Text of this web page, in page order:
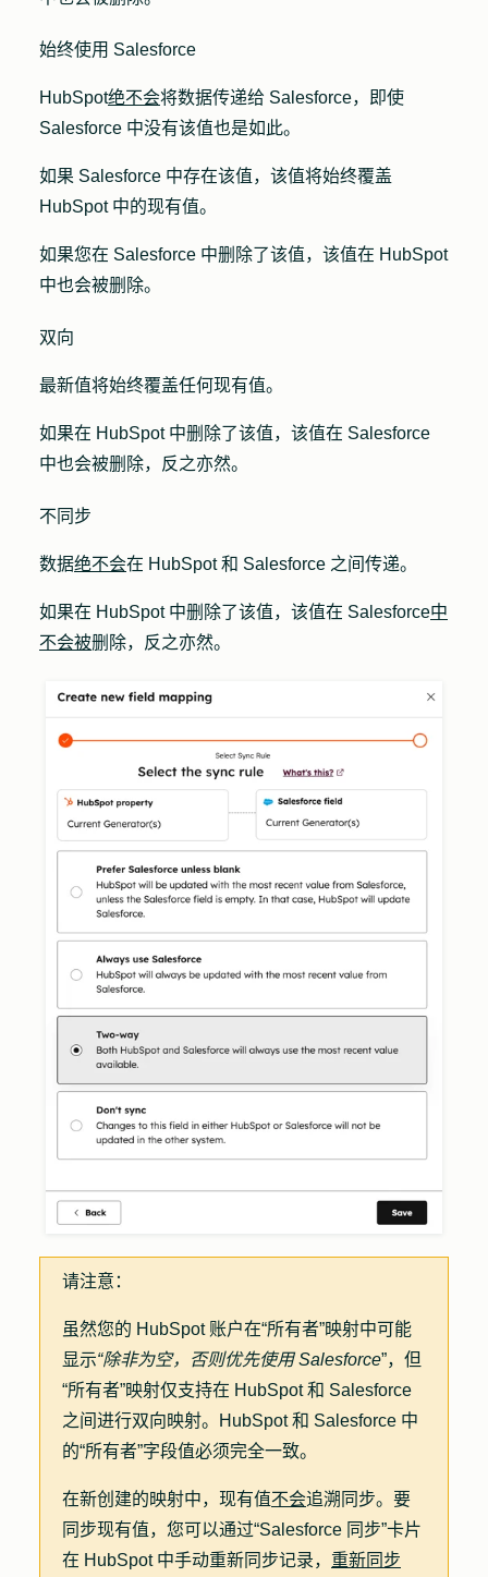
始终使用 Salesforce
HubSpot绝不会将数据传递给 Salesforce，即使
Salesforce 中没有该值也是如此。
如果 Salesforce 中存在该值，该值将始终覆盖
HubSpot 中的现有值。
如果您在 Salesforce 中删除了该值，该值在 HubSpot
中也会被删除。
双向
最新值将始终覆盖任何现有值。
如果在 HubSpot 中删除了该值，该值在 Salesforce
中也会被删除，反之亦然。
不同步
数据绝不会在 HubSpot 和 Salesforce 之间传递。
如果在 HubSpot 中删除了该值，该值在 Salesforce中
不会被删除，反之亦然。
请注意：
虽然您的 HubSpot 账户在“所有者”映射中可能
显示“除非为空，否则优先使用 Salesforce”，但
“所有者”映射仅支持在 HubSpot 和 Salesforce
之间进行双向映射。HubSpot 和 Salesforce 中
的“所有者”字段值必须完全一致。
在新创建的映射中，现有值不会追溯同步。要
同步现有值，您可以通过“Salesforce 同步”卡片
在 HubSpot 中手动重新同步记录， 重新同步